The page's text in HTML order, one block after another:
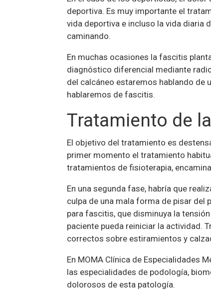
deportiva. Es muy importante el
vida deportiva e incluso la vida diaria
caminando.
En muchas ocasiones la fascitis
diagnóstico diferencial mediante
del calcáneo estaremos hablando de
hablaremos de fascitis.
Tratamiento de
El objetivo del tratamiento es
primer momento el tratamiento
tratamientos de fisioterapia,
En una segunda fase, habría que
culpa de una mala forma de pisar del
para fascitis, que disminuya la
paciente pueda reiniciar la actividad.
correctos sobre estiramientos y
En MOMA Clínica de Especialidades
las especialidades de podología,
dolorosos de esta patología.